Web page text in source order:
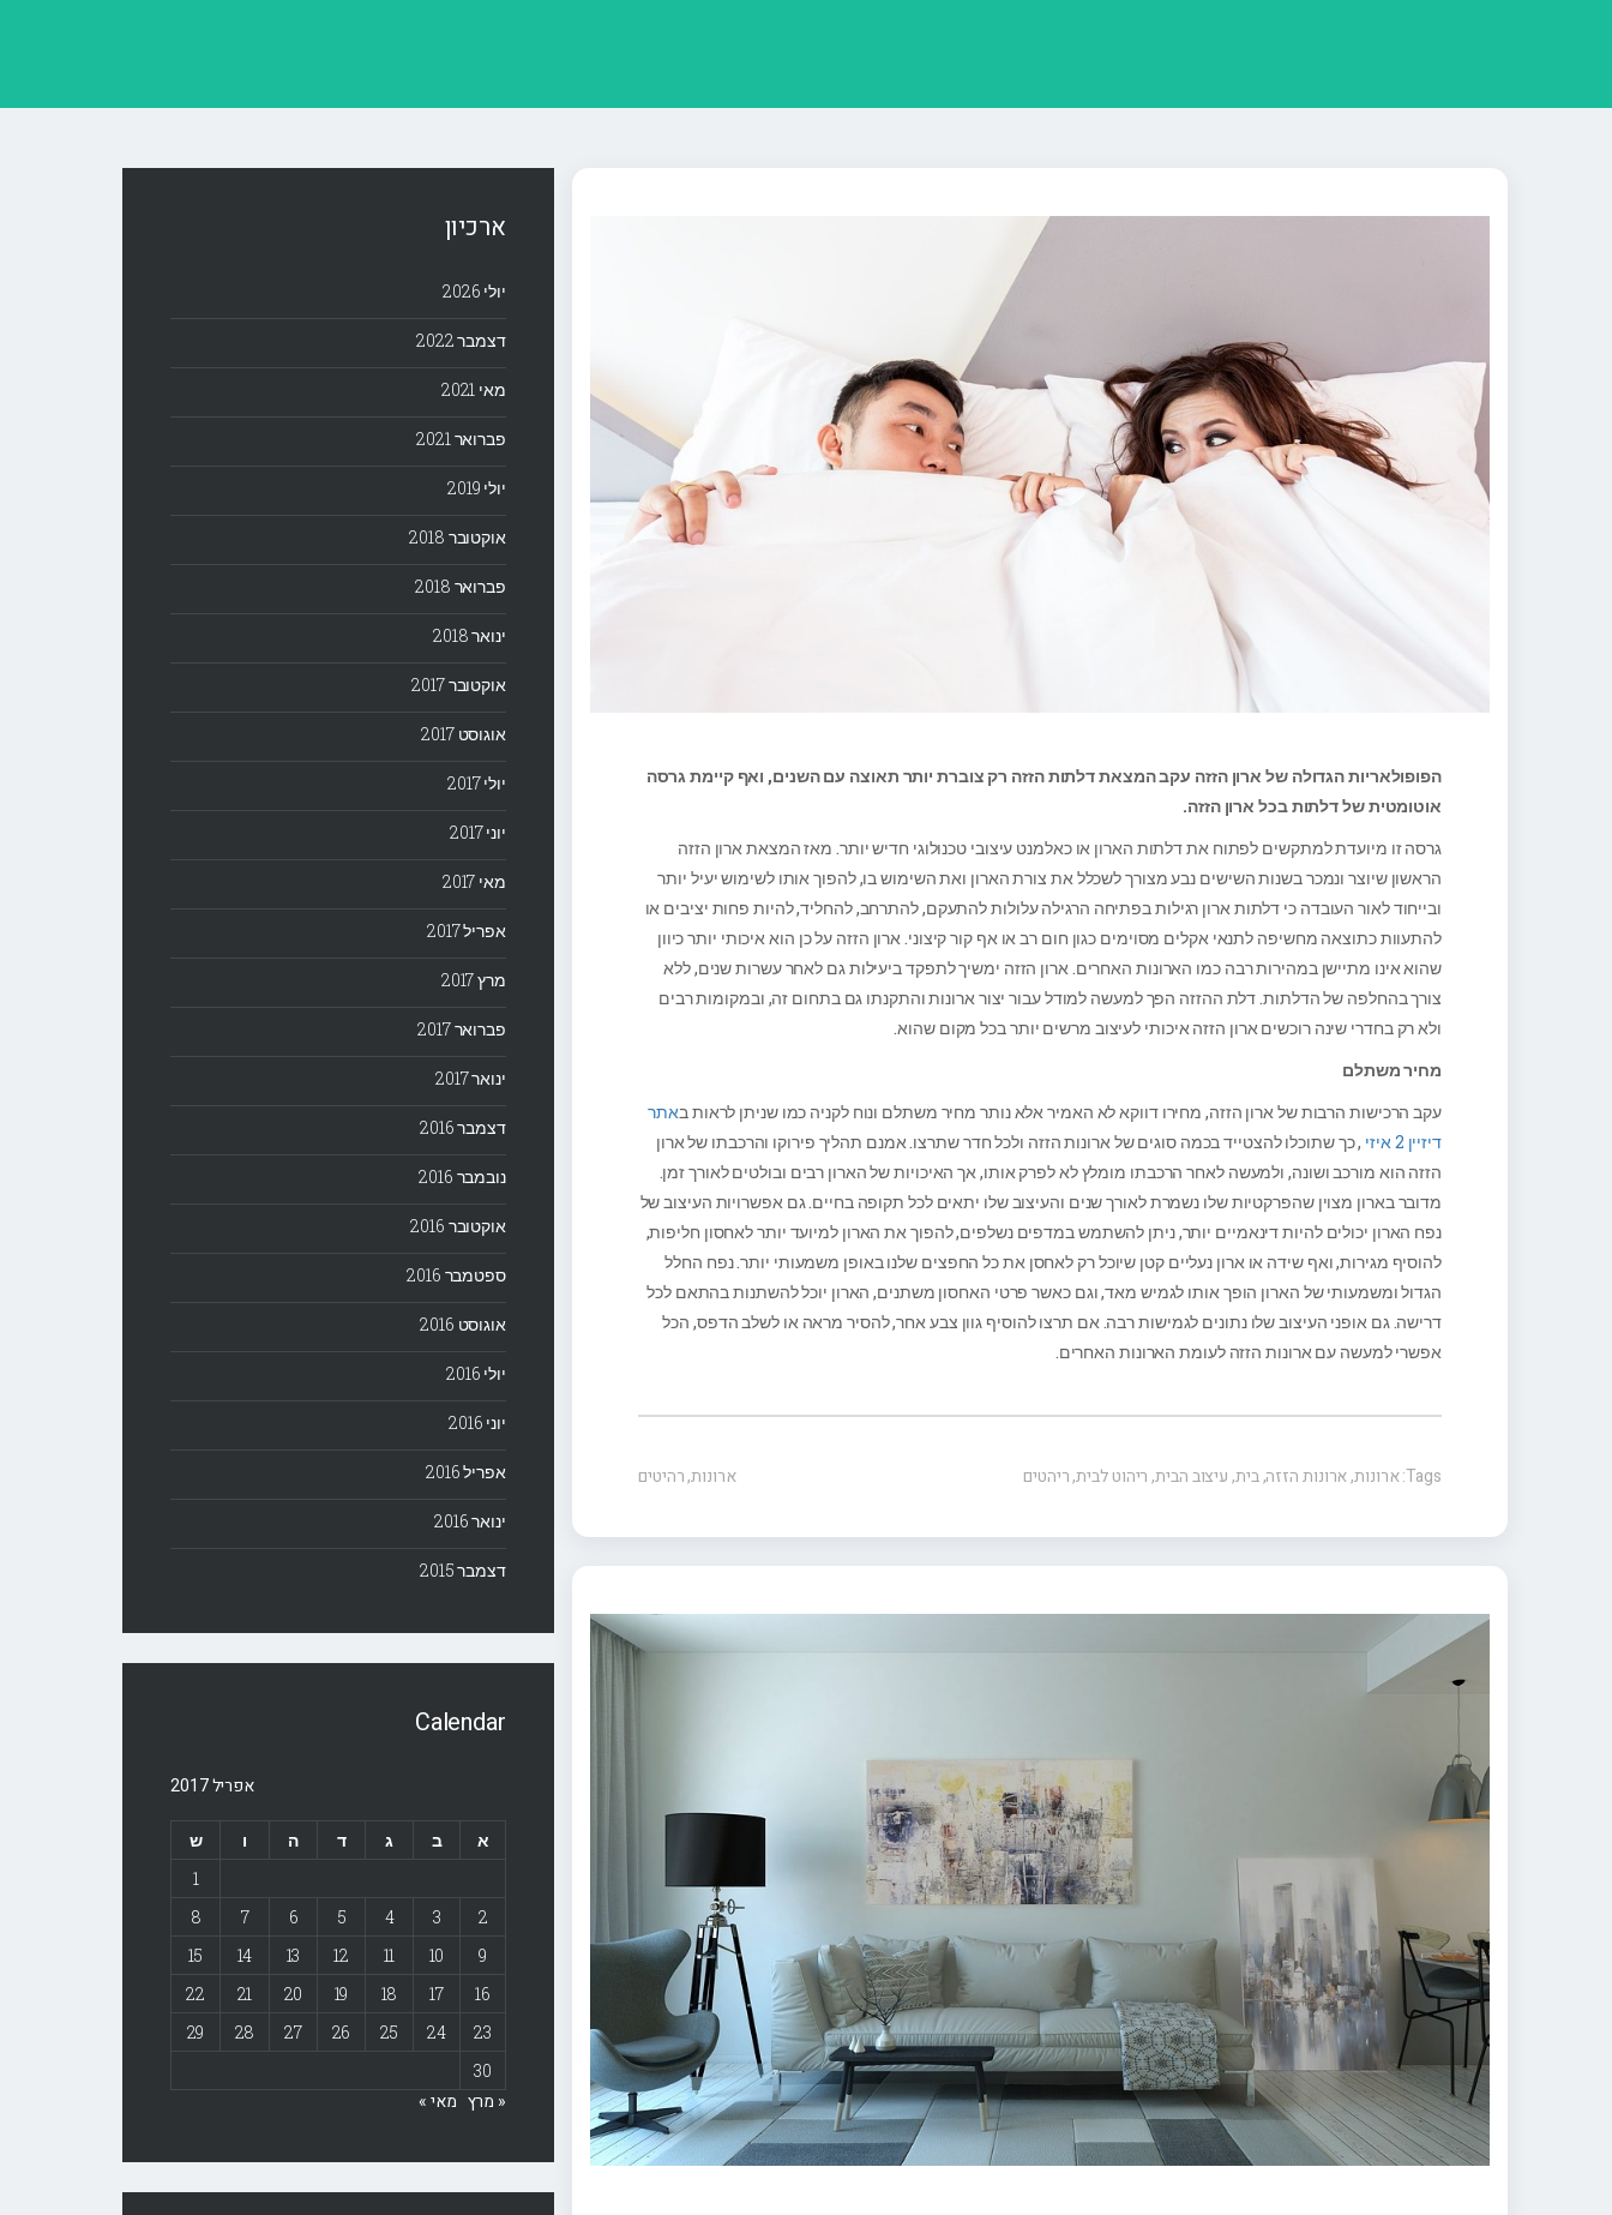
הפופולאריות הגדולה של ארון הזזה עקב המצאת דלתות הזזה רק צוברת יותר תאוצה עם השנים, ואף קיימת גרסה
אוטומטית של דלתות בכל ארון הזזה.
גרסה זו מיועדת למתקשים לפתוח את דלתות הארון או כאלמנט עיצובי טכנולוגי חדיש יותר. מאז המצאת ארון הזזה
הראשון שיוצר ונמכר בשנות השישים נבע מצורך לשכלל את צורת הארון ואת השימוש בו, להפוך אותו לשימוש יעיל יותר
ובייחוד לאור העובדה כי דלתות ארון רגילות בפתיחה הרגילה עלולות להתעקם, להתרחב, להחליד, להיות פחות יציבים או
להתעוות כתוצאה מחשיפה לתנאי אקלים מסוימים כגון חום רב או אף קור קיצוני. ארון הזזה על כן הוא איכותי יותר כיוון
שהוא אינו מתיישן במהירות רבה כמו הארונות האחרים. ארון הזזה ימשיך לתפקד ביעילות גם לאחר עשרות שנים, ללא
צורך בהחלפה של הדלתות. דלת ההזזה הפך למעשה למודל עבור יצור ארונות והתקנתו גם בתחום זה, ובמקומות רבים
ולא רק בחדרי שינה רוכשים ארון הזזה איכותי לעיצוב מרשים יותר בכל מקום שהוא.
מחיר משתלם
עקב הרכישות הרבות של ארון הזזה, מחירו דווקא לא האמיר אלא נותר מחיר משתלם ונוח לקניה כמו שניתן לראות באתר
דיזיין 2 איזי
, כך שתוכלו להצטייד בכמה סוגים של ארונות הזזה ולכל חדר שתרצו. אמנם תהליך פירוקו והרכבתו של ארון
הזזה הוא מורכב ושונה, ולמעשה לאחר הרכבתו מומלץ לא לפרק אותו, אך האיכויות של הארון רבים ובולטים לאורך זמן.
מדובר בארון מצוין שהפרקטיות שלו נשמרת לאורך שנים והעיצוב שלו יתאים לכל תקופה בחיים. גם אפשרויות העיצוב של
נפח הארון יכולים להיות דינאמיים יותר, ניתן להשתמש במדפים נשלפים, להפוך את הארון למיועד יותר לאחסון חליפות,
להוסיף מגירות, ואף שידה או ארון נעליים קטן שיוכל רק לאחסן את כל החפצים שלנו באופן משמעותי יותר. נפח החלל
הגדול ומשמעותי של הארון הופך אותו לגמיש מאד, וגם כאשר פרטי האחסון משתנים, הארון יוכל להשתנות בהתאם לכל
דרישה. גם אופני העיצוב שלו נתונים לגמישות רבה. אם תרצו להוסיף גוון צבע אחר, להסיר מראה או לשלב הדפס, הכל
אפשרי למעשה עם ארונות הזזה לעומת הארונות האחרים.
ארונות,רהיטים Tags: ארונות,ארונות הזזה,בית,עיצוב הבית,ריהוט לבית,ריהטים
ארכיון
יולי 2026
דצמבר 2022
מאי 2021
פברואר 2021
יולי 2019
אוקטובר 2018
פברואר 2018
ינואר 2018
אוקטובר 2017
אוגוסט 2017
יולי 2017
יוני 2017
מאי 2017
אפריל 2017
מרץ 2017
פברואר 2017
ינואר 2017
דצמבר 2016
נובמבר 2016
אוקטובר 2016
ספטמבר 2016
אוגוסט 2016
יולי 2016
יוני 2016
אפריל 2016
ינואר 2016
דצמבר 2015
Calendar
אפריל 2017
א ב ג ד ה ו
ש
1
2
3
4
5
6
7
8
9
10
11
12
13
14
15
16
17
18
19
20
21
22
23
24
25
26
27
28
29
30
« מרץ מאי »